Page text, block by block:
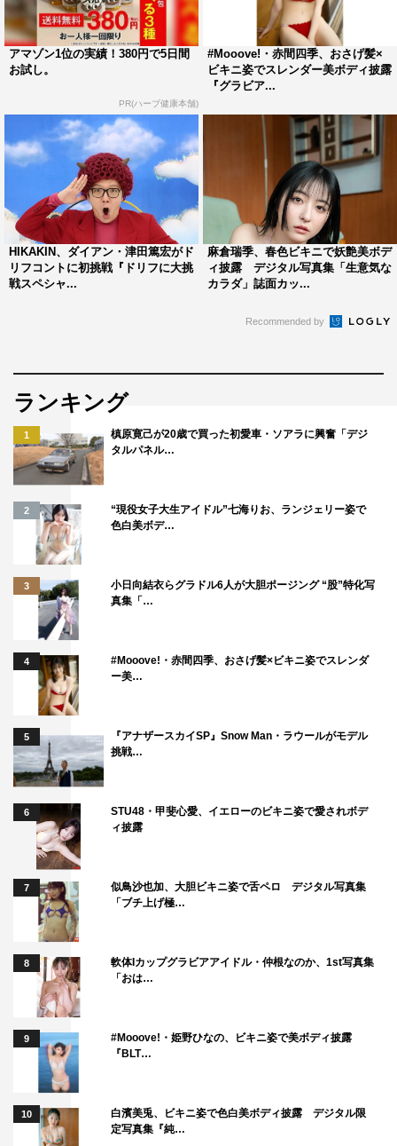
アマゾン1位の実績！380円で5日間
お試し。
PR(ハーブ健康本舗)
#Mooove!・赤間四季、おさげ髪×
ビキニ姿でスレンダー美ボディ披露
『グラビア...
HIKAKIN、ダイアン・津田篤宏がド
リフコントに初挑戦『ドリフに大挑
戦スペシャ...
麻倉瑞季、春色ビキニで妖艶美ボデ
ィ披露 デジタル写真集「生意気な
カラダ」誌面カッ...
Recommended by
ランキング
1
槙原寛己が20歳で買った初愛車・ソアラに興奮「デジ
タルパネル…
2
“現役女子大生アイドル”七海りお、ランジェリー姿で
色白美ボデ…
3
小日向結衣らグラドル6人が大胆ポージング “股”特化写
真集「…
4
#Mooove!・赤間四季、おさげ髪×ビキニ姿でスレンダ
ー美…
5
『アナザースカイSP』Snow Man・ラウールがモデル
挑戦…
6
STU48・甲斐心愛、イエローのビキニ姿で愛されボデ
ィ披露
7
似鳥沙也加、大胆ビキニ姿で舌ペロ デジタル写真集
「ブチ上げ極…
8
軟体Iカップグラビアアイドル・仲根なのか、1st写真集
「おは…
9
#Mooove!・姫野ひなの、ビキニ姿で美ボディ披露
『BLT…
10
白濱美兎、ビキニ姿で色白美ボディ披露 デジタル限
定写真集『純…